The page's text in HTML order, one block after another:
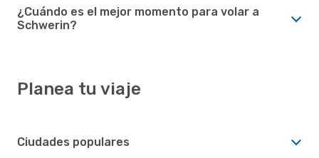
¿Cuándo es el mejor momento para volar a
Schwerin?
Planea tu viaje
Ciudades populares